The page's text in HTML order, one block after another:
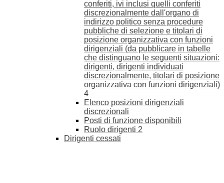
conferiti, ivi inclusi quelli conferiti
discrezionalmente dall'organo di
indirizzo politico senza procedure
pubbliche di selezione e titolari di
posizione organizzativa con funzioni
dirigenziali (da pubblicare in tabelle
che distinguano le seguenti situazioni:
dirigenti, dirigenti individuati
discrezionalmente, titolari di posizione
organizzativa con funzioni dirigenziali)
4
Elenco posizioni dirigenziali
discrezionali
Posti di funzione disponibili
Ruolo dirigenti 2
Dirigenti cessati